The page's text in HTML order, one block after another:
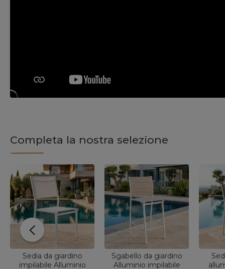
Completa la nostra selezione
Sedia da giardino
impilabile Alluminio
Sgabello da giardino
Alluminio impilabile